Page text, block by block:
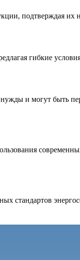
подтверждая их
гибкие
и могут быть
стандартов